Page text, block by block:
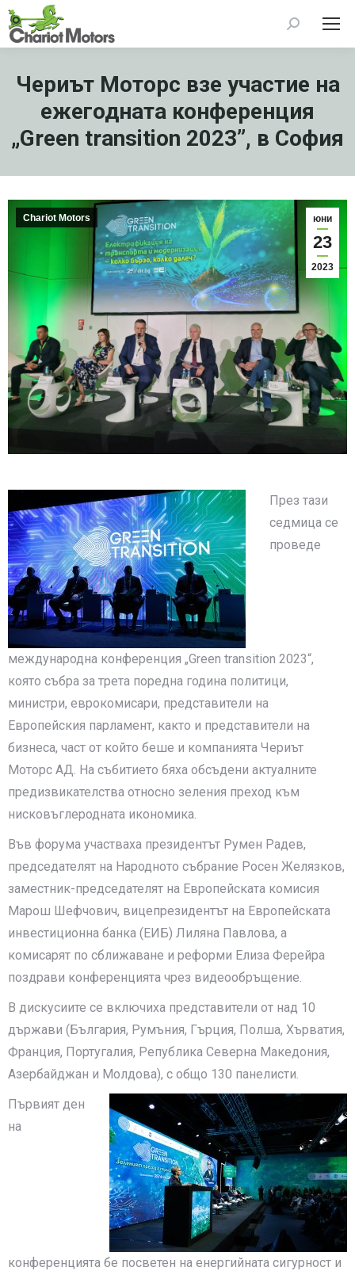
Search:
Чериът Моторс взе участие на
ежегодната конференция
„Green transition 2023”, в София
юни
23
2023
Chariot Motors
През тази
седмица се
проведе
международна конференция „Green transition 2023“,
която събра за трета поредна година политици,
министри, еврокомисари, представители на
Европейския парламент, както и представители на
бизнеса, част от който беше и компанията Чериът
Моторс АД. На събитието бяха обсъдени актуалните
предизвикателства относно зеления преход към
нисковъглеродната икономика.
Във форума участваха президентът Румен Радев,
председателят на Народното събрание Росен Желязков,
заместник-председателят на Европейската комисия
Марош Шефчович, вицепрезидентът на Европейската
инвестиционна банка (ЕИБ) Лиляна Павлова, а
комисарят по сближаване и реформи Елиза Ферейра
поздрави конференцията чрез видеообръщение.
В дискусиите се включиха представители от над 10
държави (България, Румъния, Гърция, Полша, Хърватия,
Франция, Португалия, Република Северна Македония,
Азербайджан и Молдова), с общо 130 панелисти.
Първият ден
на
конференцията бе посветен на енергийната сигурност и